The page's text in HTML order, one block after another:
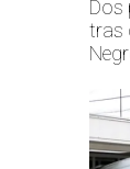
Dos
tras